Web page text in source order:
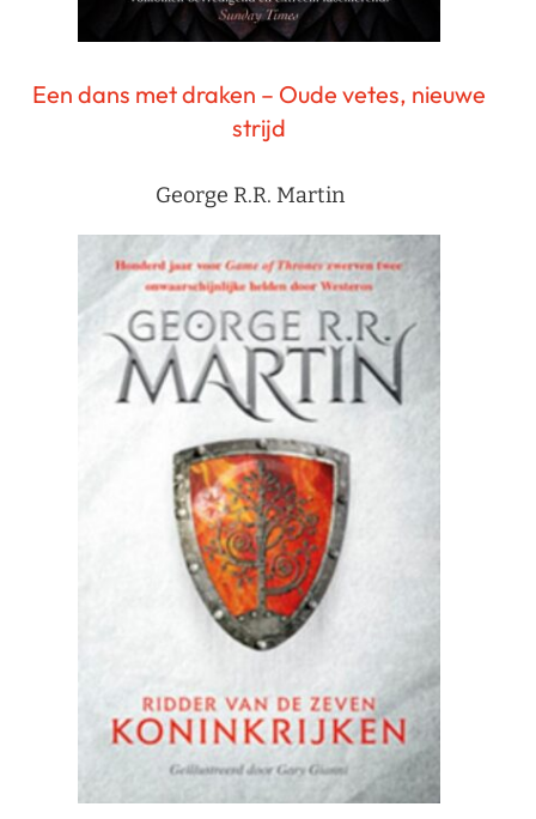
Een dans met draken – Oude vetes, nieuwe
strijd
George R.R. Martin